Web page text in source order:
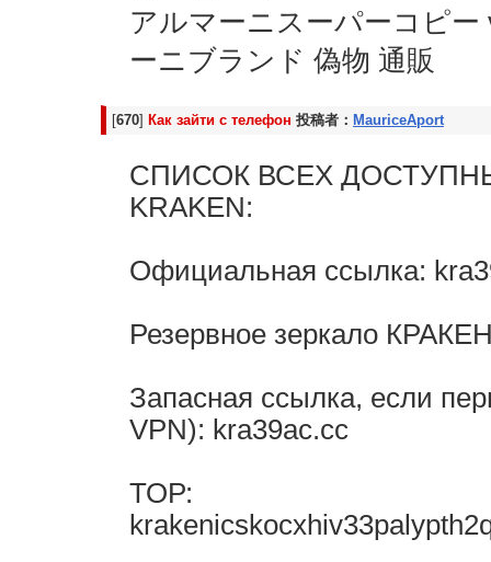
アルマーニスーパーコピー
ーニブランド 偽物 通販
[670] Как зайти с телефон 投稿者： MauriceAport
СПИСОК ВСЕХ
KRAKЕN:
Официальная ссылка:
Резервное зеркалo
Запасная ссылка, если
VPN): kra39ac.cc
ТОР: